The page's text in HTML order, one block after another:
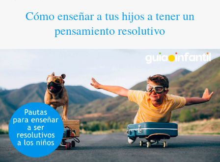
Cómo enseñar a tus hijos a tener un
pensamiento resolutivo